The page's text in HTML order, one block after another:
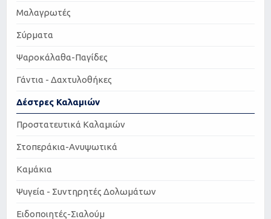
Μαλαγρωτές
Σύρματα
Ψαροκάλαθα-Παγίδες
Γάντια - Δαχτυλοθήκες
Δέστρες Καλαμιών
Προστατευτικά Καλαμιών
Στοπεράκια-Ανυψωτικά
Καμάκια
Ψυγεία - Συντηρητές Δολωμάτων
Ειδοποιητές-Σιαλούμ